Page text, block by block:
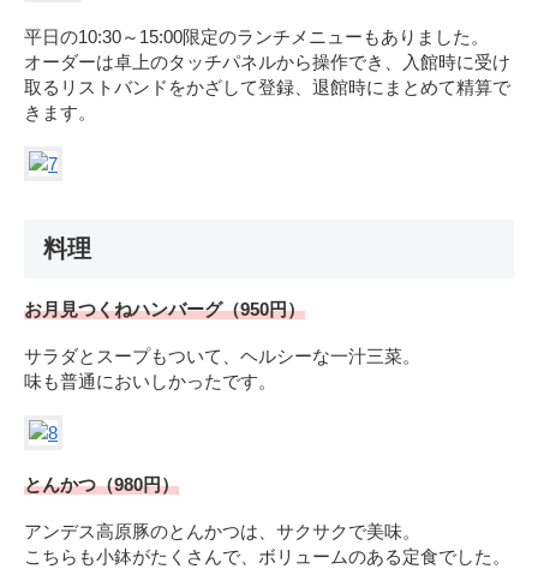
平日の10:30～15:00限定のランチメニューもありました。
オーダーは卓上のタッチパネルから操作でき、入館時に受け
取るリストバンドをかざして登録、退館時にまとめて精算で
きます。
料理
お月見つくねハンバーグ（950円）
サラダとスープもついて、ヘルシーな一汁三菜。
味も普通においしかったです。
とんかつ（980円）
アンデス高原豚のとんかつは、サクサクで美味。
こちらも小鉢がたくさんで、ボリュームのある定食でした。